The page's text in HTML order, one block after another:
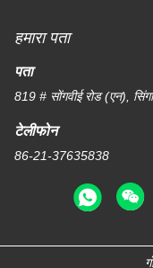
हमारा पता
पता
819 # सोंगवीई रोड (एन),
टेलीफोन
86-21-37635838